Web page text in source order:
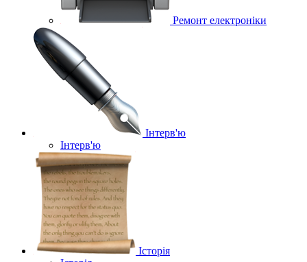
Ремонт електроніки
Інтерв'ю
Інтерв'ю
Історія